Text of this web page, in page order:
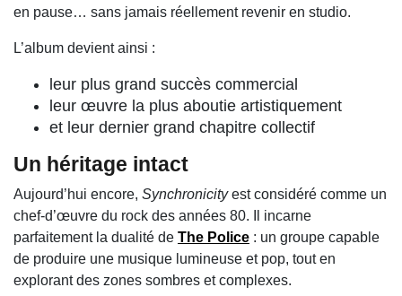
en pause… sans jamais réellement revenir en studio.
L’album devient ainsi :
leur plus grand succès commercial
leur œuvre la plus aboutie artistiquement
et leur dernier grand chapitre collectif
Un héritage intact
Aujourd’hui encore, Synchronicityest considéré comme un
chef-d’œuvre du rock des années 80. Il incarne
parfaitement la dualité de The Police : un groupe capable
de produire une musique lumineuse et pop, tout en
explorant des zones sombres et complexes.